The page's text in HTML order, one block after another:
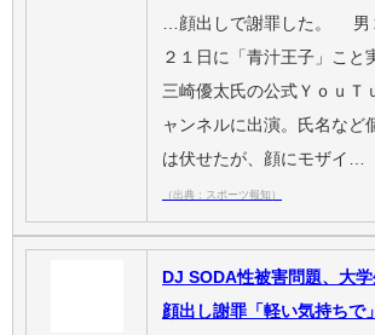
…顔出しで謝罪した。 男
２１日に「青汁王子」こと
三崎優太氏の公式ＹｏｕＴ
ャンネルに出演。氏名など
は伏せたが、顔にモザイ…
（出典：スポーツ報知）
DJ SODA性被害問題、大
顔出し謝罪「軽い気持ちで